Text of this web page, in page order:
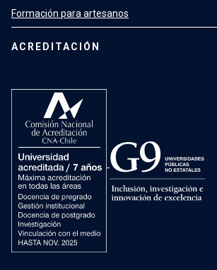
Formación para artesanos
ACREDITACIÓN